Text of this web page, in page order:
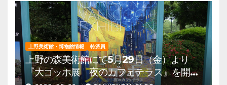
上野美術館・博物館情報 特派員
上野の森美術館にて5月29日（金）より
『大ゴッホ展 夜のカフェテラス』を開